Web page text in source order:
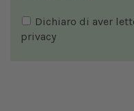
Dichiaro di aver
privacy